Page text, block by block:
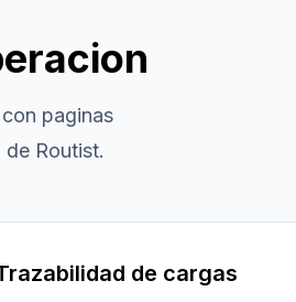
con paginas
Routist.
de cargas